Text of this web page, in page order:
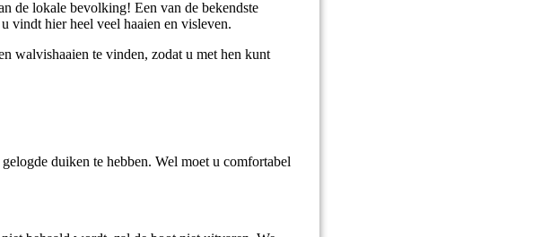
de lokale bevolking! Een van de bekendste
vindt hier heel veel haaien en visleven.
walvishaaien te vinden, zodat u met hen kunt
duiken te hebben. Wel moet u comfortabel